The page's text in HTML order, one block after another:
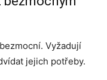
Vyžadují
jejich potřeby.